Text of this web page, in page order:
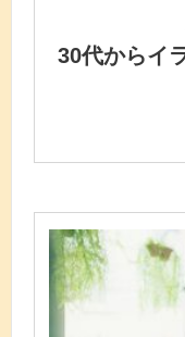
30代からイ